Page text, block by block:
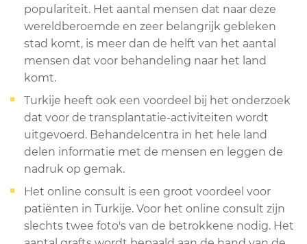
populariteit. Het aantal mensen dat naar deze
wereldberoemde en zeer belangrijk gebleken
stad komt, is meer dan de helft van het aantal
mensen dat voor behandeling naar het land
komt.
Turkije heeft ook een voordeel bij het onderzoek
dat voor de transplantatie-activiteiten wordt
uitgevoerd. Behandelcentra in het hele land
delen informatie met de mensen en leggen de
nadruk op gemak.
Het online consult is een groot voordeel voor
patiënten in Turkije. Voor het online consult zijn
slechts twee foto's van de betrokkene nodig. Het